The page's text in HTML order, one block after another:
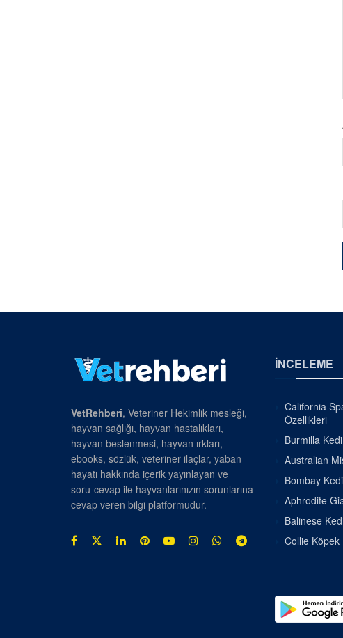
VetRehberi, Veteriner Hekimlik mesleği,
hayvan sağlığı, hayvan hastalıkları,
hayvan beslenmesi, hayvan ırkları,
ebooks, sözlük, veteriner ilaçlar, yaban
hayatı hakkında içerik yayınlayan ve
soru-cevap ile hayvanlarınızın sorunlarına
cevap veren bilgi platformudur.
İNCELEME
California
Özellikleri
Burmilla
Australian
Bombay
Aphrodite
Balinese
Collie Köpek